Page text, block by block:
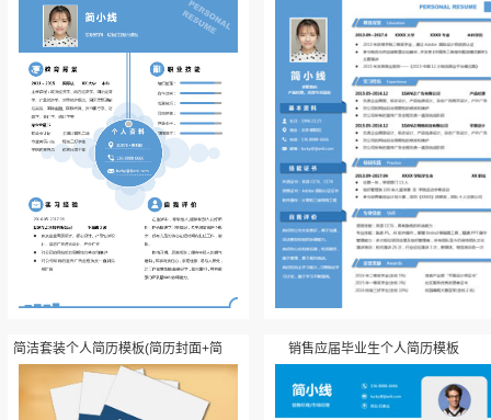
简洁套装个人简历模板(简历封面+简
历+自荐信)
销售应届毕业生个人简历模板